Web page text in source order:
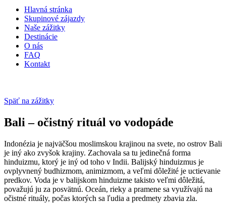
Hlavná stránka
Skupinové zájazdy
Naše zážitky
Destinácie
O nás
FAQ
Kontakt
Späť na zážitky
Bali – očistný rituál vo vodopáde
Indonézia je najväčšou moslimskou krajinou na svete, no ostrov Bali
je iný ako zvyšok krajiny. Zachovala sa tu jedinečná forma
hinduizmu, ktorý je iný od toho v Indii. Balijský hinduizmus je
ovplyvnený budhizmom, animizmom, a veľmi dôležité je uctievanie
predkov. Voda je v balijskom hinduizme takisto veľmi dôležitá,
považujú ju za posvätnú. Oceán, rieky a pramene sa využívajú na
očistné rituály, počas ktorých sa ľudia a predmety zbavia zla.